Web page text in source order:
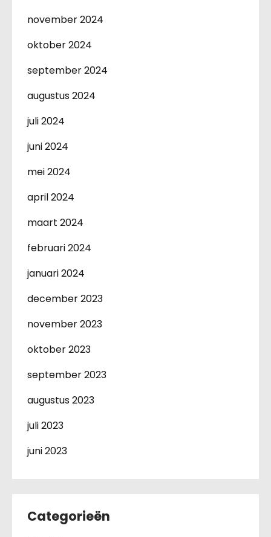
november 2024
oktober 2024
september 2024
augustus 2024
juli 2024
juni 2024
mei 2024
april 2024
maart 2024
februari 2024
januari 2024
december 2023
november 2023
oktober 2023
september 2023
augustus 2023
juli 2023
juni 2023
Categorieën